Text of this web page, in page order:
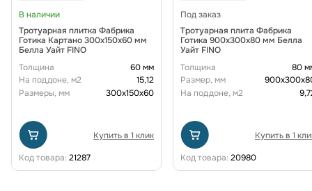
В наличии
Тротуарная плитка Фабрика
Готика Картано 300х150х60 мм
Белла Уайт FINO
Толщина
60 мм
На поддоне, м2
15,12
Размеры, мм
300х150х60
Купить в 1 клик
Код товара: 21287
Под заказ
Тротуарная плита Фабрика
Готика 900х300х80 мм Белла
Уайт FINO
Толщина
80
Размер, мм
На поддоне, м2
Купить в 1
Код товара: 20980